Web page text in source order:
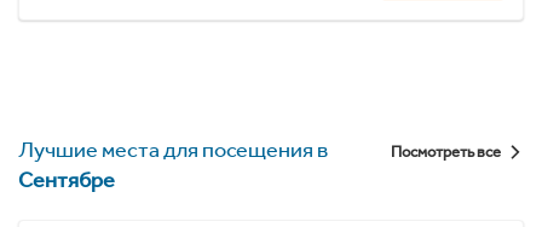
Лучшие места для посещения в
Сентябре
Посмотреть все